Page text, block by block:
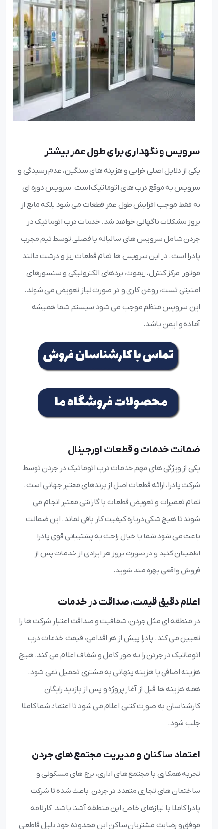
سرویس و نگهداری برای طول عمر بیشتر
یکی از دلایل اصلی خرابی و هزینه های سنگین، عدم رسیدگی و
سرویس به موقع درب های اتوماتیک است. سرویس دوره ای
نه فقط موجب افزایش طول عمر قطعات می شود بلکه مانع از
بروز مشکلات ناگهانی خواهد شد. خدمات درب اتوماتیک در
جردن شامل سرویس های سالیانه یا فصلی توسط تیم مجرب
پادرا است. در این سرویس ها تمام قطعات ریز و درشت مانند
موتور، مرکز کنترل، ریموت، بردهای الکترونیکی و سنسورهای
امنیتی تست، روغن کاری و در صورت نیاز تعویض می شوند.
این سرویس منظم موجب می شود سیستم شما همیشه
آماده و ایمن باشد.
ضمانت خدمات و قطعات اورجینال
یکی از ویژگی های مهم خدمات درب اتوماتیک در جردن توسط
شرکت پادرا، ارائه قطعات اصل از برندهای معتبر جهانی است.
تمام تعمیرات و تعویض قطعات با گارانتی معتبر انجام می
شوند تا هیچ شکی درباره کیفیت کار باقی نماند. این ضمانت
باعث می شود شما با خیال راحت به پشتیبانی قوی پادرا
اطمینان کنید و در صورت بروز هر ایرادی از خدمات پس از
فروش واقعی بهره مند شوید.
اعلام دقیق قیمت، صداقت در خدمات
در منطقه ای مثل جردن، شفافیت و صداقت اعتبار شرکت ها را
تعیین می کند. پادرا پیش از هر اقدامی، قیمت خدمات درب
اتوماتیک در جردن را به طور کامل و شفاف اعلام می کند. هیچ
هزینه اضافی یا هزینه پنهانی به مشتری تحمیل نمی شود.
همه هزینه ها قبل از آغاز پروژه و پس از بازدید رایگان
کارشناسان به صورت کتبی اعلام می شود تا اعتماد شما کاملا
جلب شود.
اعتماد ساکنان و مدیریت مجتمع های جردن
تجربه همکاری با مجتمع های اداری، برج های مسکونی و
ساختمان های تجاری متعدد در جردن، باعث شده تا شرکت
پادرا کاملا با نیازهای خاص این منطقه آشنا باشد. کارنامه
موفق و رضایت مشتریان ساکن این محدوده خود دلیل قاطعی